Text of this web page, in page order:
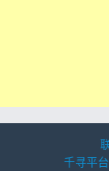
千寻平台